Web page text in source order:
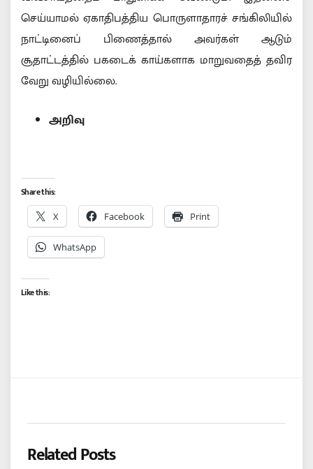
செய்யாமல் ஏகாதிபத்திய பொருளாதாரச் சங்கிலியில்
நாட்டினைப் பிணைத்தால் அவர்கள் ஆடும்
சூதாட்டத்தில் பகடைக் காய்களாக மாறுவதைத் தவிர
வேறு வழியில்லை.
அறிவு
Share this:
X Facebook Print
WhatsApp
Like this:
Related Posts